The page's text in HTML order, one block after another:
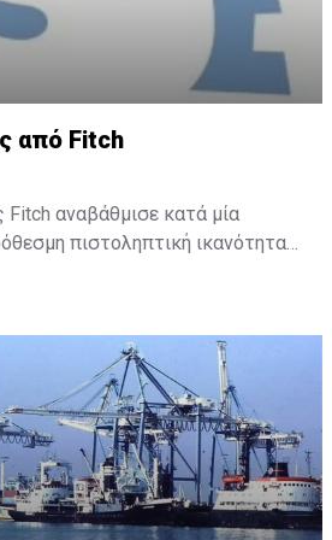
από Fitch
Fitch αναβάθμισε κατά μία
πιστοληπτική ικανότητα
ανακοίνωσε ότι αναβάθμισε την
από CCC και την Ελληνική σε B
του, ο οίκος αναμένει
στο οικονομικό περιβάλλον
των μεταρρυθμίσεων του